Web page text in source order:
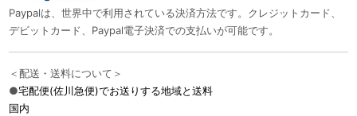
Paypalは、世界中で利用されている決済方法です。クレジットカード、
デビットカード、Paypal電子決済での支払いが可能です。
＜配送・送料について＞
●宅配便(佐川急便)でお送りする地域と送料
国内